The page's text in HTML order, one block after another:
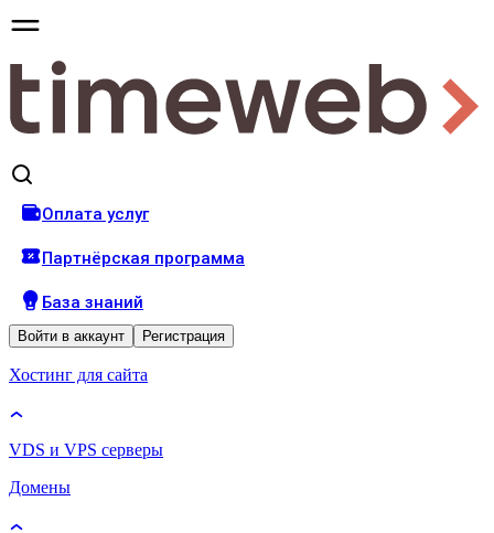
Оплата услуг
Партнёрская программа
База знаний
Войти в аккаунт Регистрация
Хостинг для сайта
VDS и VPS серверы
Домены